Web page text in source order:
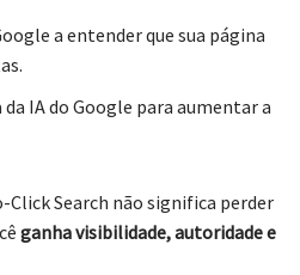
a entender que sua página
IA do Google para aumentar a
Search não significa perder
ganha visibilidade, autoridade e